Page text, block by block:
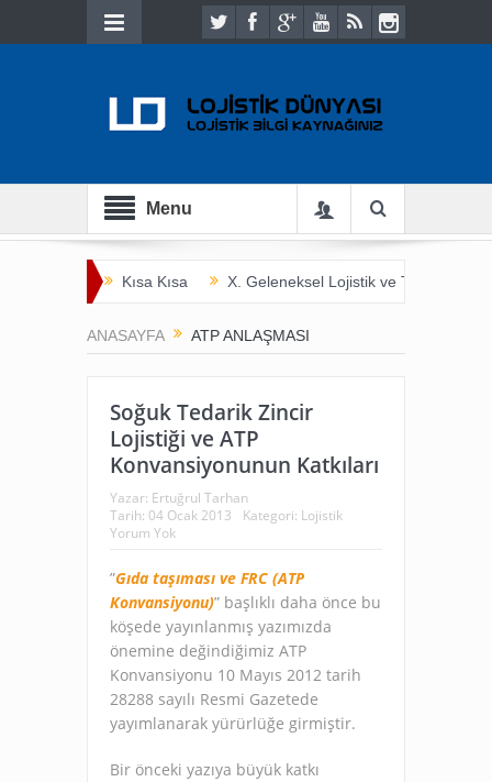
Menu
Kısa Kısa X. Geleneksel Lojistik ve Ticaret
ANASAYFA ATP ANLAŞMASI
Soğuk Tedarik Zincir
Lojistiği ve ATP
Konvansiyonunun Katkıları
Yazar: Ertuğrul Tarhan
Tarih: 04 Ocak 2013 Kategori: Lojistik
Yorum Yok
”Gıda taşıması ve FRC (ATP
Konvansiyonu)” başlıklı daha önce bu
köşede yayınlanmış yazımızda
önemine değindiğimiz ATP
Konvansiyonu 10 Mayıs 2012 tarih
28288 sayılı Resmi Gazetede
yayımlanarak yürürlüğe girmiştir.
Bir önceki yazıya büyük katkı